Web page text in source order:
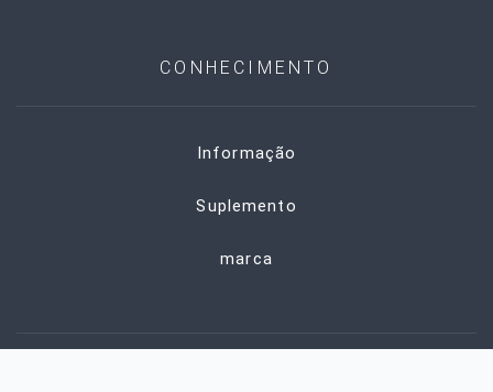
CONHECIMENTO
Informação
Suplemento
marca